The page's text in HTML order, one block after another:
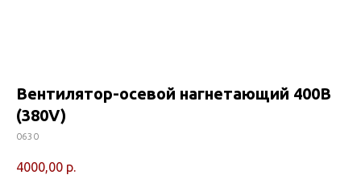
Вентилятор-осевой нагнетающий 400B
(380V)
0630
4000,00 р.